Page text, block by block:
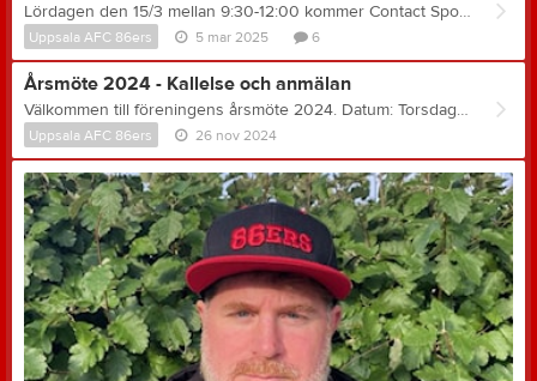
Lördagen den 15/3 mellan 9:30-12:00 kommer Contact Sports att vara på CityStay/Best Western Hotel, Trädgårdsgatan 5A Uppsala. Som vanligt går det bra att förbeställa saker som du är extra intresserad av på info@contactsports.se och ange vad du vill att dom ska ta med sig!
Uppsala AFC 86ers 5 mar 2025 6
Årsmöte 2024 - Kallelse och anmälan
Välkommen till föreningens årsmöte 2024. Datum: Torsdagen den 19:e December 2024 Plats: Teams (Länk skickas ut 1-2h innan mötets start) Tid: Årsmöte startar kl. 19:00 Anmälan via denna länk Övriga dokument till årsmötet kommer att delas ut veckan innan årsmötet enligt föreningens stadgar. Välkomna önskar styrelsen!
Uppsala AFC 86ers 26 nov 2024